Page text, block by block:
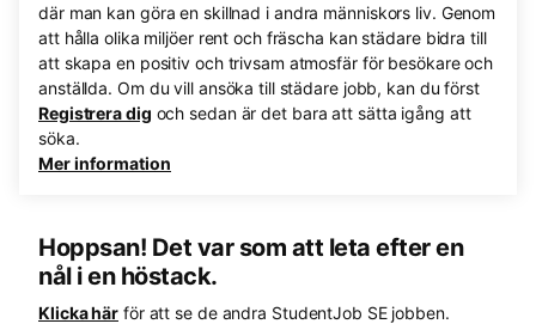
där man kan göra en skillnad i andra människors liv. Genom
att hålla olika miljöer rent och fräscha kan städare bidra till
att skapa en positiv och trivsam atmosfär för besökare och
anställda. Om du vill ansöka till städare jobb, kan du först
Registrera dig och sedan är det bara att sätta igång att
söka.
Mer information
Hoppsan! Det var som att leta efter en
nål i en höstack.
Klicka här för att se de andra StudentJob SE jobben.